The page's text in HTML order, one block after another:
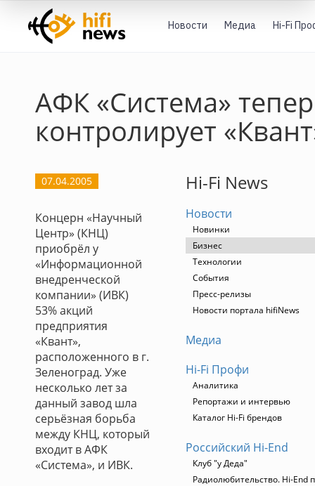
Новости Медиа Hi-Fi
АФК «Система»
контролирует
07.04.2005
Концерн «Научный
Центр» (КНЦ)
приобрёл у
«Информационной
внедренческой
компании» (ИВК)
53% акций
предприятия
«Квант»,
расположенного в г.
Зеленоград. Уже
несколько лет за
данный завод шла
серьёзная борьба
между КНЦ, который
входит в АФК
«Система», и ИВК.
Hi-Fi News
Новости
Новинки
Бизнес
Технологии
События
Пресс-релизы
Новости портала hifiNews
Медиа
Hi-Fi Профи
Аналитика
Репортажи и интервью
Каталог Hi-Fi брендов
Российский Hi-End
Клуб "у Деда"
Радиолюбительство. Hi-End